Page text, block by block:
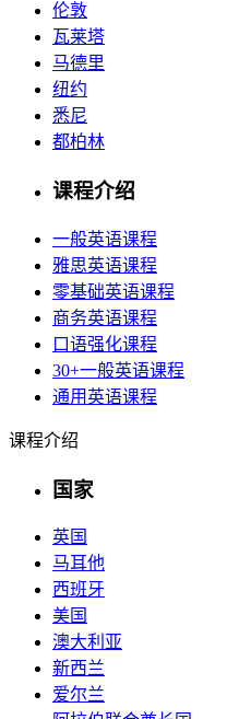
伦敦
瓦莱塔
马德里
纽约
悉尼
都柏林
课程介绍
一般英语课程
雅思英语课程
零基础英语课程
商务英语课程
口语强化课程
30+一般英语课程
通用英语课程
课程介绍
国家
英国
马耳他
西班牙
美国
澳大利亚
新西兰
爱尔兰